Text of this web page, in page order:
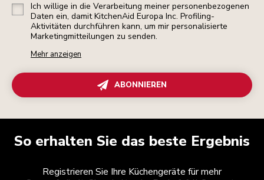
Ich willige in die Verarbeitung meiner personenbezogenen
Daten ein, damit KitchenAid Europa Inc. Profiling-
Aktivitäten durchführen kann, um mir personalisierte
Marketingmitteilungen zu senden.
Mehr anzeigen
ABONNIEREN
So erhalten Sie das beste Ergebnis
Registrieren Sie Ihre Küchengeräte für mehr